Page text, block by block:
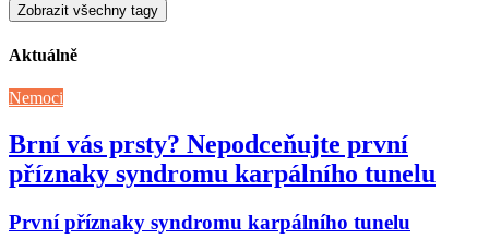
Zobrazit všechny tagy
Aktuálně
Nemoci
Brní vás prsty? Nepodceňujte první
příznaky syndromu karpálního tunelu
První příznaky syndromu karpálního tunelu